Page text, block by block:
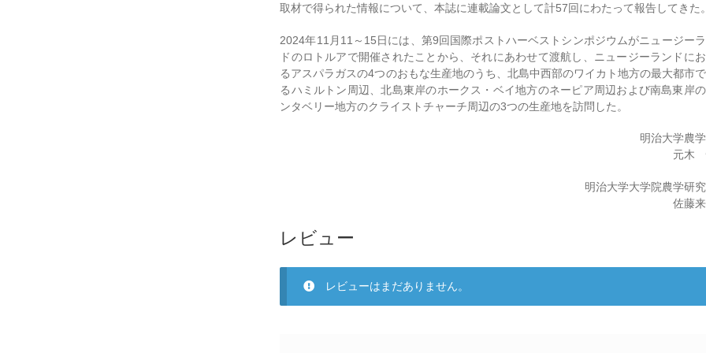
取材で得られた情報について、本誌に連載論文として計57回にわたって報告してきた。
2024年11月11～15日には、第9回国際ポストハーベストシンポジウムがニュージー
ドのロトルアで開催されたことから、それにあわせて渡航し、ニュージーランドに
るアスパラガスの4つのおもな生産地のうち、北島中西部のワイカト地方の最大都市
るハミルトン周辺、北島東岸のホークス・ベイ地方のネーピア周辺および南島東岸
ンタベリー地方のクライストチャーチ周辺の3つの生産地を訪問した。
明治大学農
元木
明治大学大学院農学研
佐藤
レビュー
レビューはまだありません。